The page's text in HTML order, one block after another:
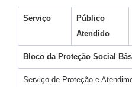
Serviço
Público
Atendido
Bloco da Proteção Social
Serviço de Proteção e